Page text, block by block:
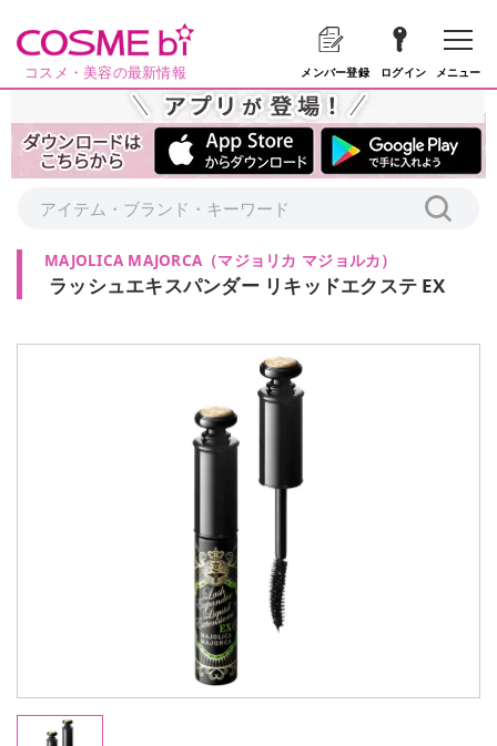
コスメ・美容の最新情報 メンバー登録 ログイン メニュー
MAJOLICA MAJORCA（マジョリカ マジョルカ）
ラッシュエキスパンダー リキッドエクステ EX